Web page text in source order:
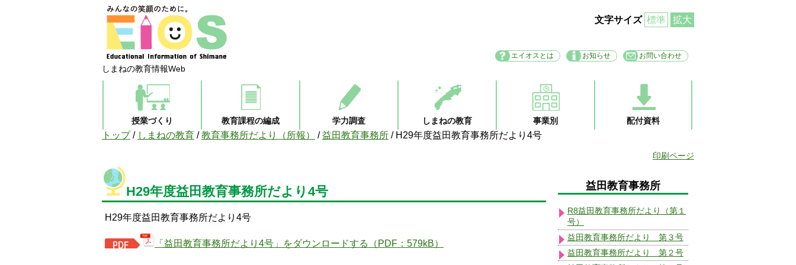
しまねの教育情報Web
文字サイズ 標準 拡大
エイオスとは お知らせ お問い合わせ
授業づくり 教育課程の編成 学力調査 しまねの教育 事業別 配付資料
現
位
置：
トップ/ しまねの教育 /教育事務所だより（所報） /益田教育事務所 / H29年度益田教育事務所だより4号
印刷ページ
H29年度益田教育事務所だより4号
H29年度益田教育事務所だより4号
「益田教育事務所だより4号」をダウンロードする（PDF：579kB）
益田教育事務所
R8益田教育事務所だより（第１
号）
益田教育事務所だより 第３号
益田教育事務所だより 第２号